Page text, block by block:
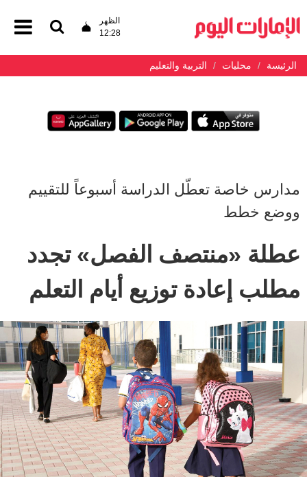
الظهر
12:28
الرئيسة محليات التربية والتعليم
مدارس خاصة تعطّل الدراسة أسبوعاً للتقييم
ووضع خطط
عطلة «منتصف الفصل» تجدد
مطلب إعادة توزيع أيام التعلم